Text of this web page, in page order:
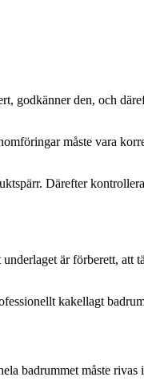
godkänner den, och
måste vara
Därefter
är förberett, att
kakellagt
badrummet måste rivas